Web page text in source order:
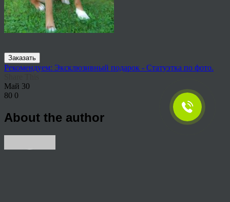
Заказать
Рекомендуем: Эксклюзивный подарок - Статуэтка по фото.
Май 30
80 0
About the author